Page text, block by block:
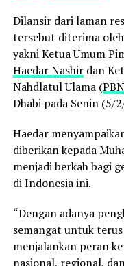
Dilansir dari laman
tersebut diterima
yakni Ketua Umum
Haedar Nashirdan
Nahdlatul Ulama (
Dhabi pada Senin (5/
Haedar
diberikan kepada
menjadi berkah bagi
di Indonesia ini.
“Dengan adanya
semangat untuk
menjalankan peran
nasional, regional,